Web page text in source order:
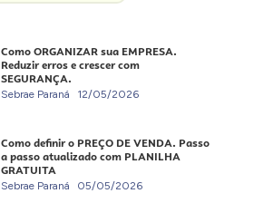
Como ORGANIZAR sua EMPRESA.
Reduzir erros e crescer com
SEGURANÇA.
Sebrae Paraná 12/05/2026
Como definir o PREÇO DE VENDA. Passo
a passo atualizado com PLANILHA
GRATUITA
Sebrae Paraná 05/05/2026